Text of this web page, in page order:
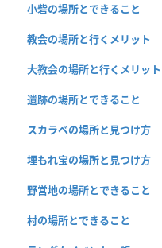
小砦の場所とできること
教会の場所と行くメリット
大教会の場所と行くメリット
遺跡の場所とできること
スカラベの場所と見つけ方
埋もれ宝の場所と見つけ方
野営地の場所とできること
村の場所とできること